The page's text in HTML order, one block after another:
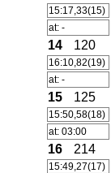
15:17,33(15)
at: -
14
120
16:10,82(19)
at: -
15
125
15:50,58(18)
at: 03:00
16
214
15:49,27(17)